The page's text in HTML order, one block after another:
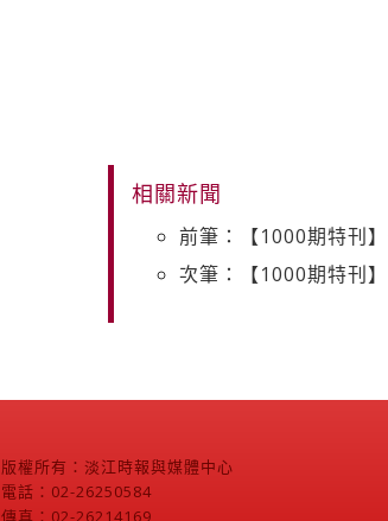
相關新聞
前筆：【1000期特刊
次筆：【1000期特刊
版權所有：淡江時報與媒體中心
電話：02-26250584
傳真：02-26214169